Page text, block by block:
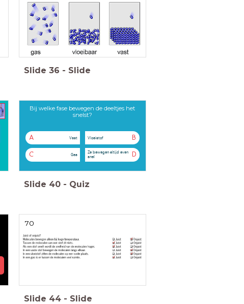
Slide 36 - Slide
Bij welke fase bewegen de deeltjes het
snelst?
A Vast B
Vloeistof
C Gas D
Ze bewegen altijd even
snel
Slide 40 - Quiz
70
Slide 44 - Slide